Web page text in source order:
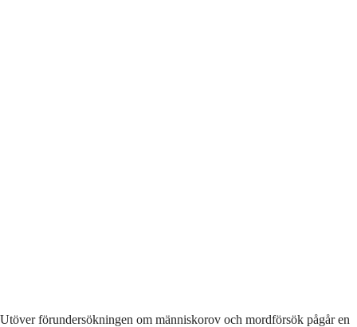
Utöver förundersökningen om människorov och mordförsök pågår en